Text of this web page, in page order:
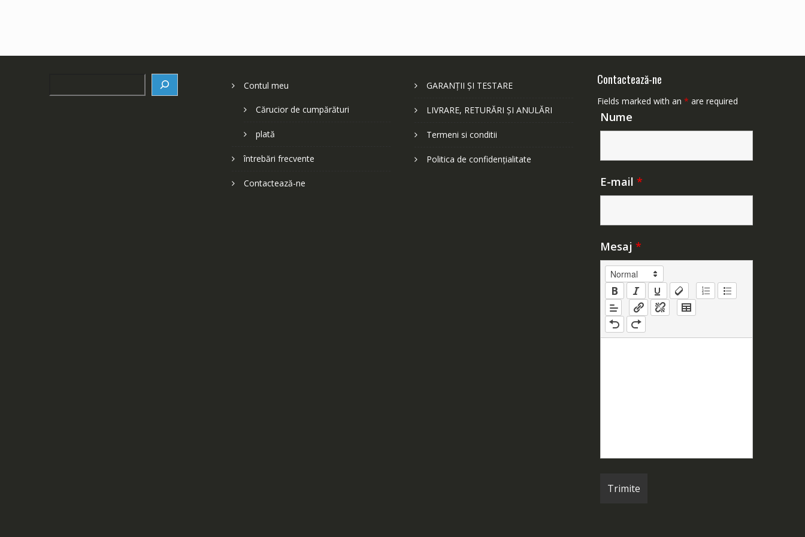
Contul meu
Cărucior de cumpărături
plată
întrebări frecvente
Contactează-ne
GARANȚII ȘI TESTARE
LIVRARE, RETURĂRI ȘI ANULĂRI
Termeni si conditii
Politica de confidențialitate
Contactează-ne
Fields marked with an * are required
Nume
E-mail *
Mesaj *